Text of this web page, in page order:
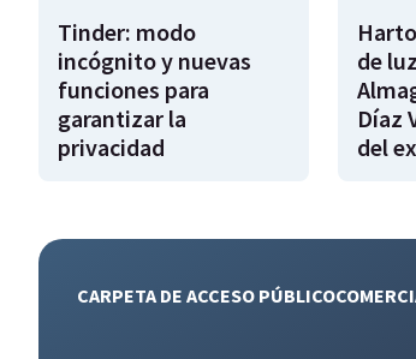
Tinder: modo
incógnito y nuevas
funciones para
garantizar la
privacidad
de
Díaz
del
CARPETA DE ACCESO PÚBLICO